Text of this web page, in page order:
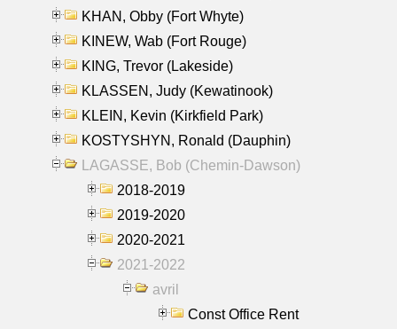
KHAN, Obby (Fort Whyte)
KINEW, Wab (Fort Rouge)
KING, Trevor (Lakeside)
KLASSEN, Judy (Kewatinook)
KLEIN, Kevin (Kirkfield Park)
KOSTYSHYN, Ronald (Dauphin)
LAGASSE, Bob (Chemin-Dawson)
2018-2019
2019-2020
2020-2021
2021-2022
avril
Const Office Rent